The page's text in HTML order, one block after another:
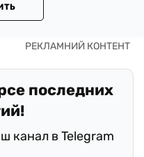
последних
канал в Telegram